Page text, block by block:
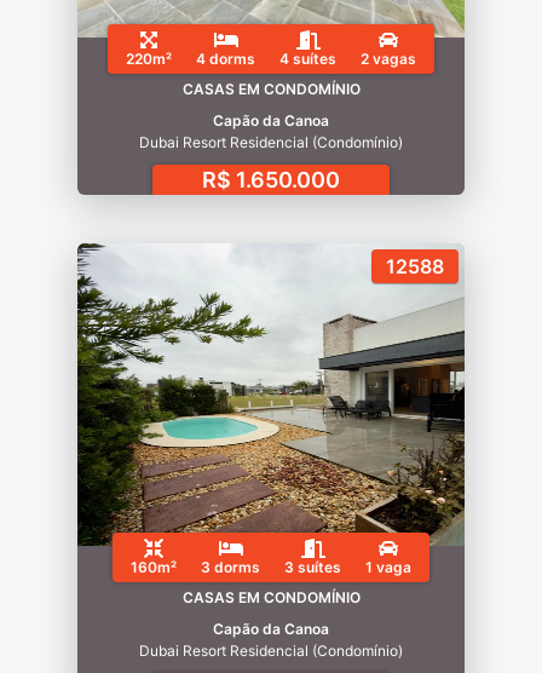
220m² 4 dorms 4 suítes
2 vagas
CASAS EM CONDOMÍNIO
Capão da Canoa
Dubai Resort Residencial (Condomínio)
R$ 1.650.000
12588
160m² 3 dorms 3 suítes
1 vaga
CASAS EM CONDOMÍNIO
Capão da Canoa
Dubai Resort Residencial (Condomínio)